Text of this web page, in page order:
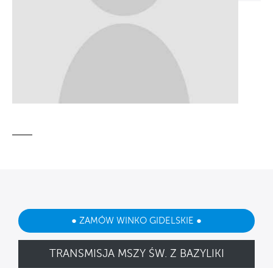
● ZAMÓW WINKO GIDELSKIE ●
TRANSMISJA MSZY ŚW. Z BAZYLIKI